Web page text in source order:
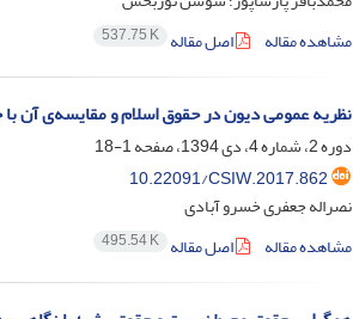
مشاهده مقاله
اصل مقاله 537.75 K
نظریه عمومی دیون در حقوق اسلام و مقایسه‌ی آن
دوره 2، شماره 4، دی 1394، صفحه
1-18
10.22091/CSIW.2017.862
نصراله جعفری خسرو آبادی
مشاهده مقاله
اصل مقاله 495.54 K